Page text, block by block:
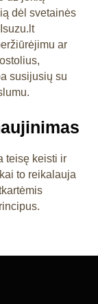
dėl svetainės
ar
susijusių su
teisę keisti ir
to reikalauja